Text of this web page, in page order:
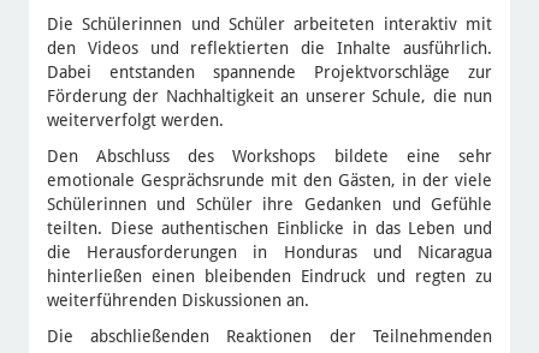
Die Schülerinnen und Schüler arbeiteten interaktiv mit
den Videos und reflektierten die Inhalte ausführlich.
Dabei entstanden spannende Projektvorschläge zur
Förderung der Nachhaltigkeit an unserer Schule, die nun
weiterverfolgt werden.
Den Abschluss des Workshops bildete eine sehr
emotionale Gesprächsrunde mit den Gästen, in der viele
Schülerinnen und Schüler ihre Gedanken und Gefühle
teilten. Diese authentischen Einblicke in das Leben und
die Herausforderungen in Honduras und Nicaragua
hinterließen einen bleibenden Eindruck und regten zu
weiterführenden Diskussionen an.
Die abschließenden Reaktionen der Teilnehmenden